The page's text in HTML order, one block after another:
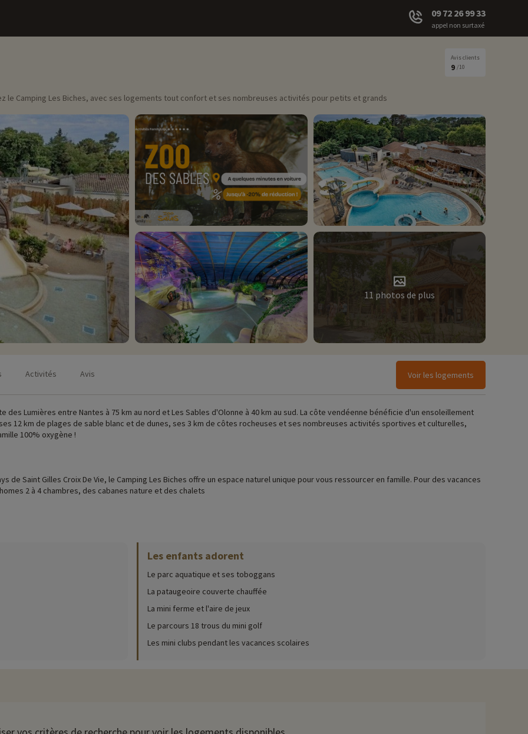
09 72 26 99 33
appel non surtaxé
Avis clients
9 /10
le Camping Les Biches, avec ses logements tout confort et ses nombreuses activités pour petits et grands
11 photos de plus
Activités Avis Voir les logements
des Lumières entre Nantes à 75 km au nord et Les Sables d'Olonne à 40 km au sud. La côte vendéenne bénéficie d'un ensoleillement
12 km de plages de sable blanc et de dunes, ses 3 km de côtes rocheuses et ses nombreuses activités sportives et culturelles,
100% oxygène !
de Saint Gilles Croix De Vie, le Camping Les Biches offre un espace naturel unique pour vous ressourcer en famille. Pour des vacances
2 à 4 chambres, des cabanes nature et des chalets
au top !
(date d'ouverture, âge pour les club, contenu du pack bébé...),
: terrain de sport pour un tournoi de foot endiablé, aire de jeux avec structure gonflables, salle de jeux vidéo, mini-golf. Des
ou pour prendre votre temps pendant les soirées à thème. Pizza, burger, sandwich, salade, crêpes, glaces… Vous trouverez
Les enfants adorent
Le parc aquatique et ses toboggans
La pataugeoire couverte chauffée
La mini ferme et l'aire de jeux
Le parcours 18 trous du mini golf
Les mini clubs pendant les vacances scolaires